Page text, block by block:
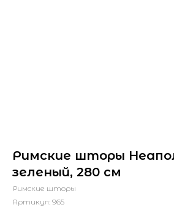
Римские шторы
зеленый, 280 см
Римские шторы
Артикул: 965